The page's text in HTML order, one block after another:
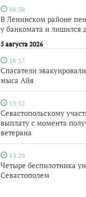
08:59
В Ленинском районе
у банкомата и лишился
5 августа 2026
18:57
Спасатели
мыса Айя
15:12
Севастопольскому
выплату с момента
ветерана
13:29
Четыре беспилотника
Севастополем